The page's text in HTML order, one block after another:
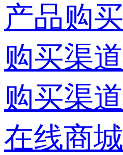
产品购买
购买渠道
购买渠道
在线商城